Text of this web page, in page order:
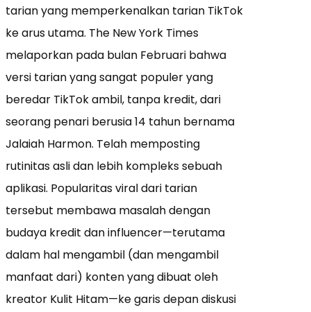
tarian yang memperkenalkan tarian TikTok
ke arus utama. The New York Times
melaporkan pada bulan Februari bahwa
versi tarian yang sangat populer yang
beredar TikTok ambil, tanpa kredit, dari
seorang penari berusia 14 tahun bernama
Jalaiah Harmon. Telah memposting
rutinitas asli dan lebih kompleks sebuah
aplikasi. Popularitas viral dari tarian
tersebut membawa masalah dengan
budaya kredit dan influencer—terutama
dalam hal mengambil (dan mengambil
manfaat dari) konten yang dibuat oleh
kreator Kulit Hitam—ke garis depan diskusi